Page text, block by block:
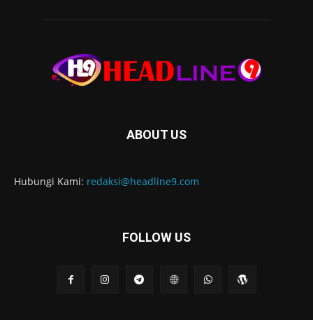
ABOUT US
Hubungi Kami: redaksi@headline9.com
FOLLOW US